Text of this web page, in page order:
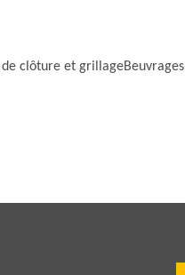
de clôture et grillageBeuvrages